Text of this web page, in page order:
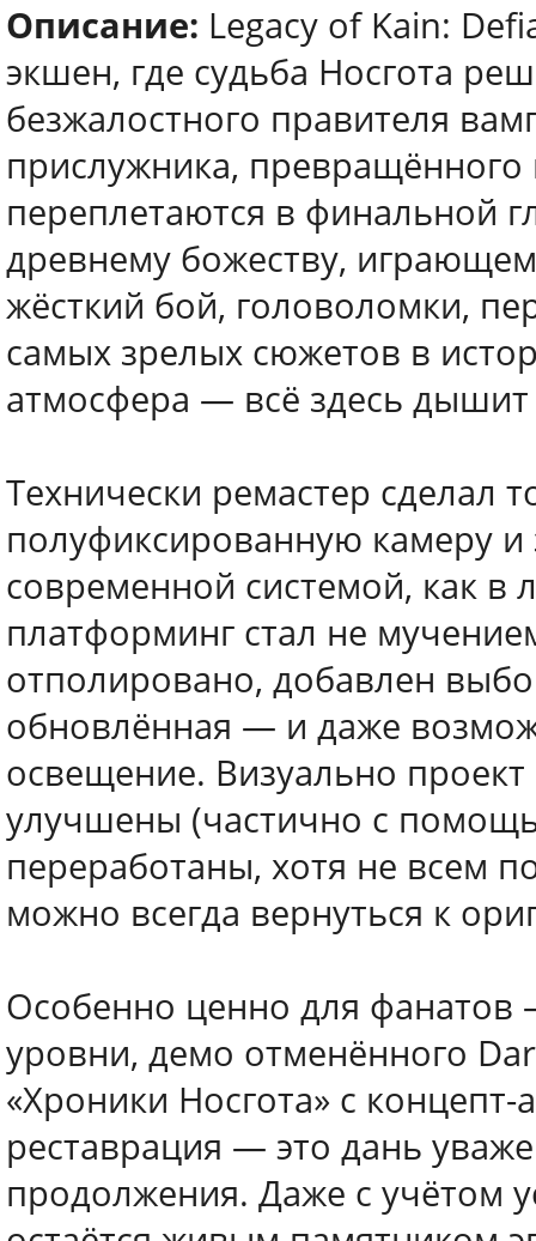
Описание: Legacy of Kain:
экшен, где судьба Носгота
безжалостного правителя
прислужника, превращённого
переплетаются в финальной
древнему божеству,
жёсткий бой, головоломки,
самых зрелых сюжетов в
атмосфера — всё здесь
Технически ремастер сделал
полуфиксированную камеру
современной системой, как в
платформинг стал не
отполировано, добавлен
обновлённая — и даже
освещение. Визуально
улучшены (частично с
переработаны, хотя не всем
можно всегда вернуться к
Особенно ценно для фанатов
уровни, демо отменённого
«Хроники Носгота» с
реставрация — это дань
продолжения. Даже с учётом